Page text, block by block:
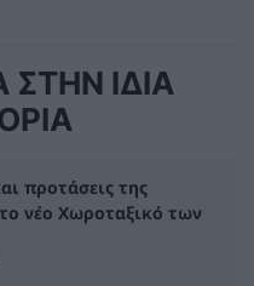
ΣΤΗΝ ΙΔΙΑ
προτάσεις της
νέο Χωροταξικό των